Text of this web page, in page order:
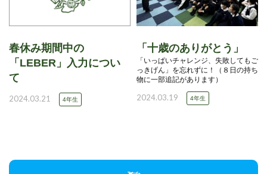
春休み期間中の
「LEBER」入力につい
て
2024.03.21 4年生
「十歳のありがとう」
「いっぱいチャレンジ、失敗してもご
っきげん」を忘れずに！（８日の持ち
物に一部追記があります）
2024.03.19 4年生